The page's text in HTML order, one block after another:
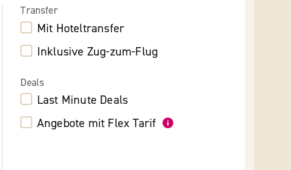
Transfer
Mit Hoteltransfer
Inklusive Zug-zum-Flug
Deals
Last Minute Deals
Angebote mit Flex Tarif